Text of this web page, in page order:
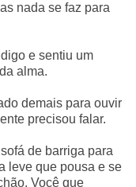
nada se faz para
e sentiu um
alma.
demais para ouvir
precisou falar.
de barriga para
leve que pousa e se
Você que